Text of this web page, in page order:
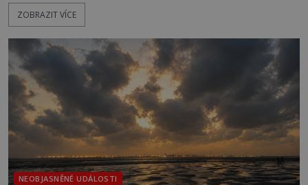
přeletu UFO. Podle záznamů vyzařuje takové
jen o nějaký optický klam, nebo se zde skutečně
právě vznáší mimozemská loď
ZOBRAZIT VÍCE
NEOBJASNĚNÉ UDÁLOSTI